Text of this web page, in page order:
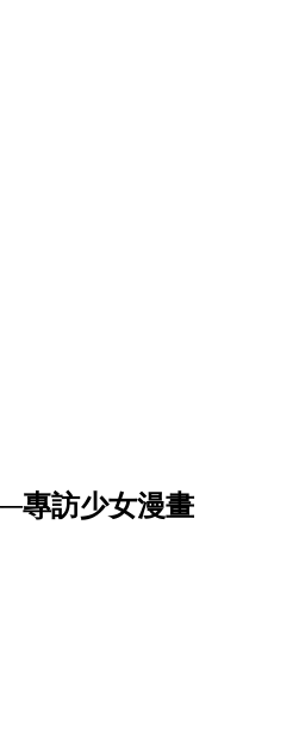
專訪少女漫畫